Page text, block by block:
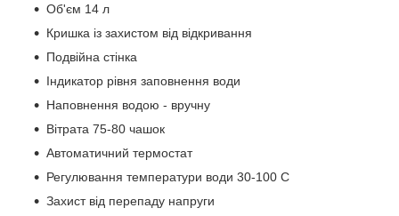
Об'єм 14 л
Кришка із захистом від відкривання
Подвійна стінка
Індикатор рівня заповнення води
Наповнення водою - вручну
Вітрата 75-80 чашок
Автоматичний термостат
Регулювання температури води 30-100 С
Захист від перепаду напруги